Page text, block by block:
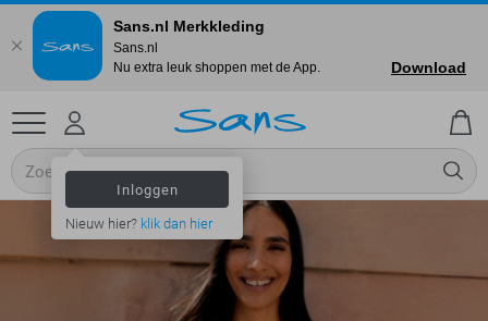
Inloggen
Nieuw hier? klik dan hier
Sans.nl Merkkleding
Sans.nl
Nu extra leuk shoppen met de App.
Download